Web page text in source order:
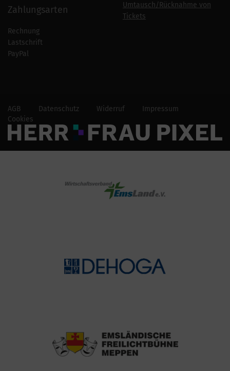
Zahlungsarten
Rechnung
Lastschrift
PayPal
Umtausch/Rücknahme von
Tickets
AGB Datenschutz Widerruf
Impressum
Cookies